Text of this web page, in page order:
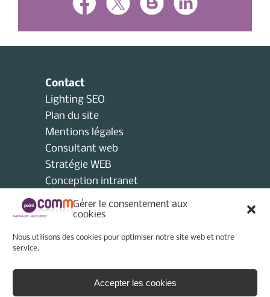
Gérer le consentement aux
cookies
Nous utilisons des cookies pour optimiser notre site web et notre
service.
Accepter les cookies
Contact
Lighting SEO
Plan du site
Mentions légales
Consultant web
Stratégie WEB
Conception intranet
Consultant collectivités locales
AMO